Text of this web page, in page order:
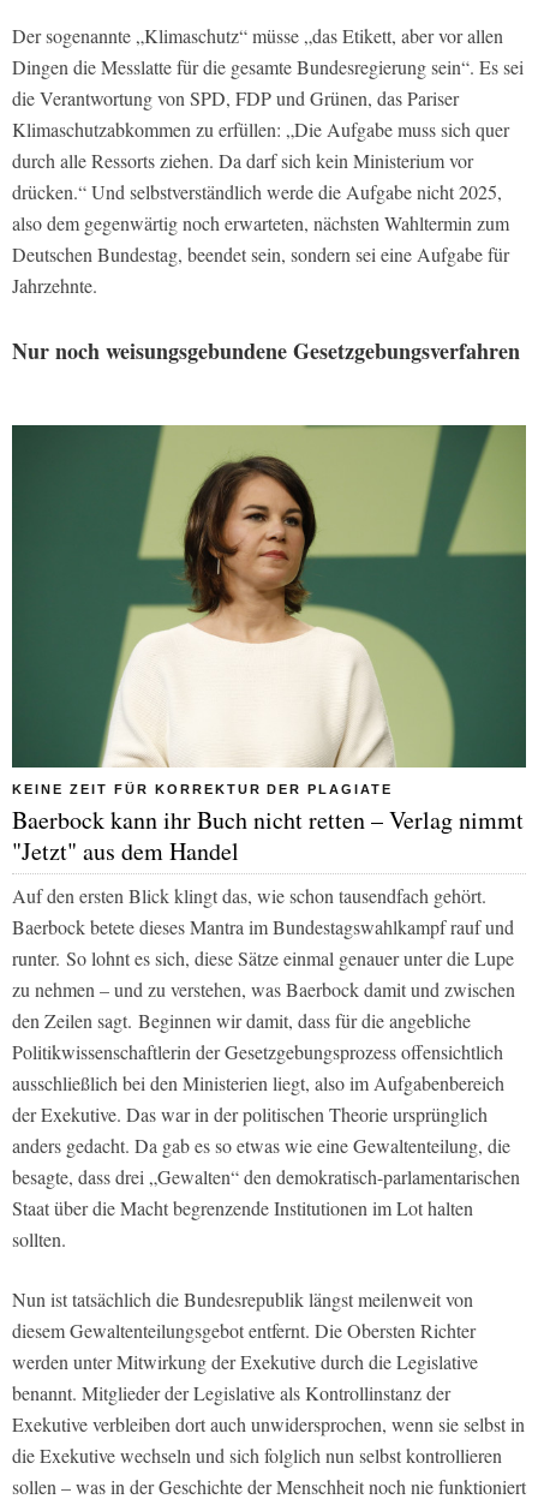
Der sogenannte „Klimaschutz“ müsse „das Etikett, aber vor allen
Dingen die Messlatte für die gesamte Bundesregierung sein“. Es sei
die Verantwortung von SPD, FDP und Grünen, das Pariser
Klimaschutzabkommen zu erfüllen: „Die Aufgabe muss sich quer
durch alle Ressorts ziehen. Da darf sich kein Ministerium vor
drücken.“ Und selbstverständlich werde die Aufgabe nicht 2025,
also dem gegenwärtig noch erwarteten, nächsten Wahltermin zum
Deutschen Bundestag, beendet sein, sondern sei eine Aufgabe für
Jahrzehnte.
Nur noch weisungsgebundene Gesetzgebungsverfahren
KEINE ZEIT FÜR KORREKTUR DER PLAGIATE
Baerbock kann ihr Buch nicht retten – Verlag nimmt
"Jetzt" aus dem Handel
Auf den ersten Blick klingt das, wie schon tausendfach gehört.
Baerbock betete dieses Mantra im Bundestagswahlkampf rauf und
runter. So lohnt es sich, diese Sätze einmal genauer unter die Lupe
zu nehmen – und zu verstehen, was Baerbock damit und zwischen
den Zeilen sagt. Beginnen wir damit, dass für die angebliche
Politikwissenschaftlerin der Gesetzgebungsprozess offensichtlich
ausschließlich bei den Ministerien liegt, also im Aufgabenbereich
der Exekutive. Das war in der politischen Theorie ursprünglich
anders gedacht. Da gab es so etwas wie eine Gewaltenteilung, die
besagte, dass drei „Gewalten“ den demokratisch-parlamentarischen
Staat über die Macht begrenzende Institutionen im Lot halten
sollten.
Nun ist tatsächlich die Bundesrepublik längst meilenweit von
diesem Gewaltenteilungsgebot entfernt. Die Obersten Richter
werden unter Mitwirkung der Exekutive durch die Legislative
benannt. Mitglieder der Legislative als Kontrollinstanz der
Exekutive verbleiben dort auch unwidersprochen, wenn sie selbst in
die Exekutive wechseln und sich folglich nun selbst kontrollieren
sollen – was in der Geschichte der Menschheit noch nie funktioniert